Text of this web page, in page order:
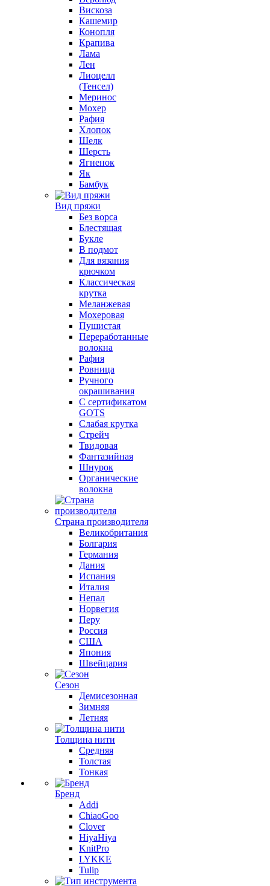
Вискоза
Кашемир
Конопля
Крапива
Лама
Лен
Лиоцелл
(Тенсел)
Меринос
Мохер
Рафия
Хлопок
Шелк
Шерсть
Ягненок
Як
Бамбук
Вид пряжи
Без ворса
Блестящая
Букле
В подмот
Для вязания
крючком
Классическая
крутка
Меланжевая
Мохеровая
Пушистая
Переработанные
волокна
Рафия
Ровница
Ручного
окрашивания
С сертификатом
GOTS
Слабая крутка
Стрейч
Твидовая
Фантазийная
Шнурок
Органические
волокна
Страна производителя
Великобритания
Болгария
Германия
Дания
Испания
Италия
Непал
Норвегия
Перу
Россия
США
Япония
Швейцария
Сезон
Демисезонная
Зимняя
Летняя
Толщина нити
Средняя
Толстая
Тонкая
Бренд
Addi
ChiaoGoo
Clover
HiyaHiya
KnitPro
LYKKE
Tulip